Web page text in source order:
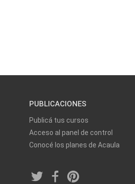
PUBLICACIONES
Publicá tus cursos
Acceso al panel de control
Conocé los planes de Acaula